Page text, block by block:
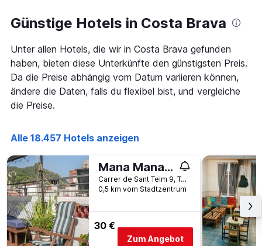
Günstige Hotels in Costa Brava
Unter allen Hotels, die wir in Costa Brava gefunden
haben, bieten diese Unterkünfte den günstigsten Preis.
Da die Preise abhängig vom Datum variieren können,
ändere die Daten, falls du flexibel bist, und vergleiche
die Preise.
Alle 18.457 Hotels anzeigen
Mana Mana Youth Hostel
Carrer de Sant Telm 9, Tossa de Mar, Katalonien, Spanien
0,5 km vom Stadtzentrum
30 €
Zum Angebot